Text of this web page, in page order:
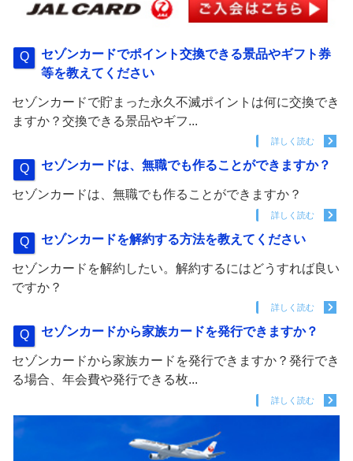
セゾンカードでポイント交換できる景品やギフト券
等を教えてください
セゾンカードで貯まった永久不滅ポイントは何に交換でき
ますか？交換できる景品やギフ...
詳しく読む
セゾンカードは、無職でも作ることができますか？
セゾンカードは、無職でも作ることができますか？
詳しく読む
セゾンカードを解約する方法を教えてください
セゾンカードを解約したい。解約するにはどうすれば良い
ですか？
詳しく読む
セゾンカードから家族カードを発行できますか？
セゾンカードから家族カードを発行できますか？発行でき
る場合、年会費や発行できる枚...
詳しく読む